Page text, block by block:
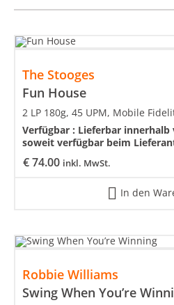
The Stooges
Fun House
€74.00 inkl. MwSt.
2 LP 180g, 45 UPM, Mobile
Verfügbar : Lieferbar innerhalb
soweit verfügbar beim
In den
Robbie Williams
Swing When You’re